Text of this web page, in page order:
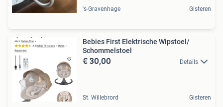
's-Gravenhage Gisteren
Bebies First Elektrische Wipstoel/
Schommelstoel
€ 30,00 Details
St. Willebrord Gisteren